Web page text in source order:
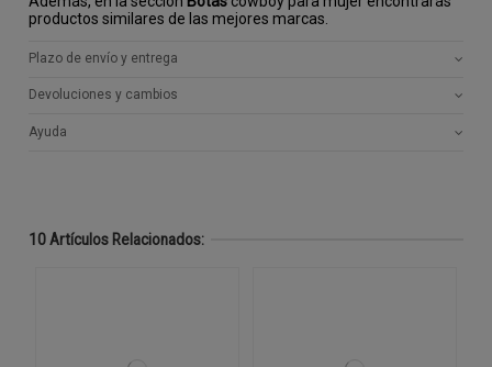
productos similares de las mejores marcas.
Plazo de envío y entrega
Devoluciones y cambios
Ayuda
10 Artículos Relacionados: